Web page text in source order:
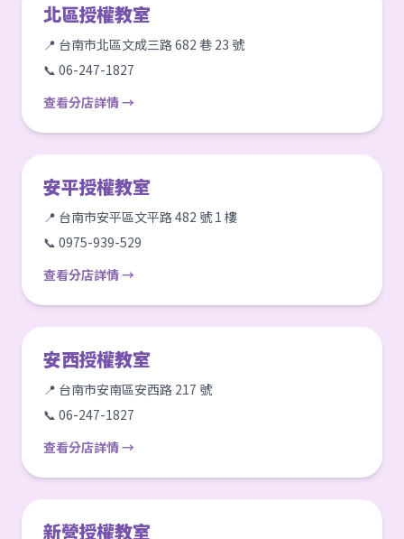
北區授權教室
📍 台南市北區文成三路 682 巷 23 號
📞 06-247-1827
查看分店詳情 →
安平授權教室
📍 台南市安平區文平路 482 號 1 樓
📞 0975-939-529
查看分店詳情 →
安西授權教室
📍 台南市安南區安西路 217 號
📞 06-247-1827
查看分店詳情 →
新營授權教室